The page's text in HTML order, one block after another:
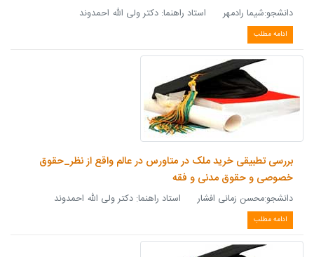
دانشجو:شیما رادمهر استاد راهنما: دکتر ولی الله احمدوند
ادامه مطلب
بررسی تطبیقی خرید ملک در متاورس در عالم واقع از نظر_حقوق
خصوصی و حقوق مدنی و فقه
دانشجو:محسن زمانی افشار استاد راهنما: دکتر ولی الله احمدوند
ادامه مطلب